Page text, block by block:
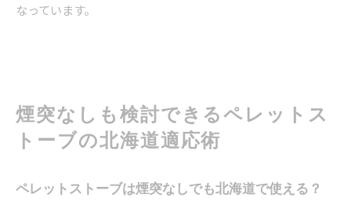
なっています。
煙突なしも検討できるペレットス
トーブの北海道適応術
ペレットストーブは煙突なしでも北海道で使える？